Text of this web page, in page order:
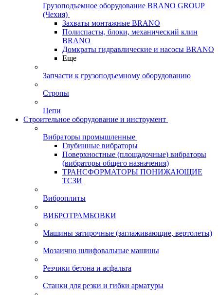
Грузоподъемное оборудование BRANO GROUP
(Чехия)
Захваты монтажные BRANO
Полиспасты, блоки, механический клин
BRANO
Домкраты гидравлические и насосы BRANO
Еще
Запчасти к грузоподъемному оборудованию
Стропы
Цепи
Строительное оборудование и инструмент
Вибраторы промышленные
Глубинные вибраторы
Поверхностные (площадочные) вибраторы
(вибраторы общего назначения)
ТРАНСФОРМАТОРЫ ПОНИЖАЮЩИЕ
ТСЗИ
Виброплиты
ВИБРОТРАМБОВКИ
Машины затирочные (заглаживающие, вертолеты)
Мозаично шлифовальные машины
Резчики бетона и асфальта
Станки для резки и гибки арматуры